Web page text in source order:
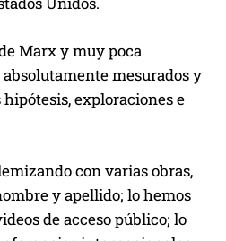
Marx y muy poca
mesurados y
exploraciones e
con varias obras,
y apellido; lo hemos
de acceso público; lo